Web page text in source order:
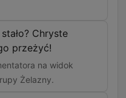
Chryste
przeżyć!
na widok
Żelazny.